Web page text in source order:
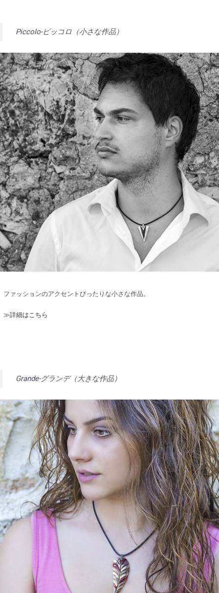
Piccolo-ピッコロ（小さな作品）
ファッションのアクセントぴったりな小さな作品。
≫詳細はこちら
Grande-グランデ（大きな作品）